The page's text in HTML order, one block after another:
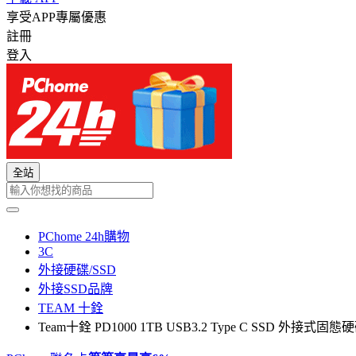
享受APP專屬優惠
註冊
登入
全站
PChome 24h購物
3C
外接硬碟/SSD
外接SSD品牌
TEAM 十銓
Team十銓 PD1000 1TB USB3.2 Type C SSD 外接式固態